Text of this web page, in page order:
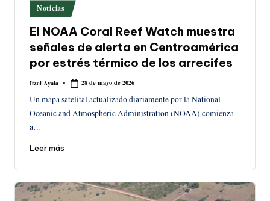
Publicado
en
Noticias
El NOAA Coral Reef Watch muestra
señales de alerta en Centroamérica
por estrés térmico de los arrecifes
Publicado
Itzel Ayala 28 de mayo de 2026
Un mapa satelital actualizado diariamente por la National
Oceanic and Atmospheric Administration (NOAA) comienza
a…
Leer más